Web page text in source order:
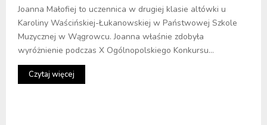
Joanna Małofiej to uczennica w drugiej klasie altówki u
Karoliny Waścińskiej-Łukanowskiej w Państwowej Szkole
Muzycznej w Wągrowcu. Joanna właśnie zdobyła
wyróżnienie podczas X Ogólnopolskiego Konkursu...
Czytaj więcej